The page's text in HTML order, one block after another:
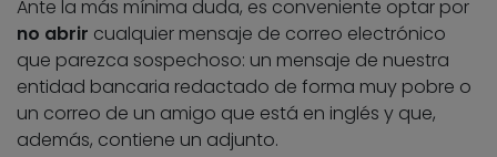
Ante la más mínima duda, es conveniente optar por
no abrir cualquier mensaje de correo electrónico
que parezca sospechoso: un mensaje de nuestra
entidad bancaria redactado de forma muy pobre o
un correo de un amigo que está en inglés y que,
además, contiene un adjunto.